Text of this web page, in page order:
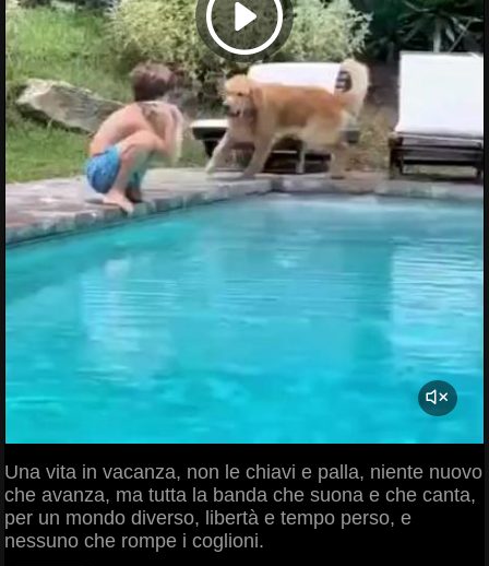
Una vita in vacanza, non le chiavi e palla, niente nuovo
che avanza, ma tutta la banda che suona e che canta,
per un mondo diverso, libertà e tempo perso, e
nessuno che rompe i coglioni.